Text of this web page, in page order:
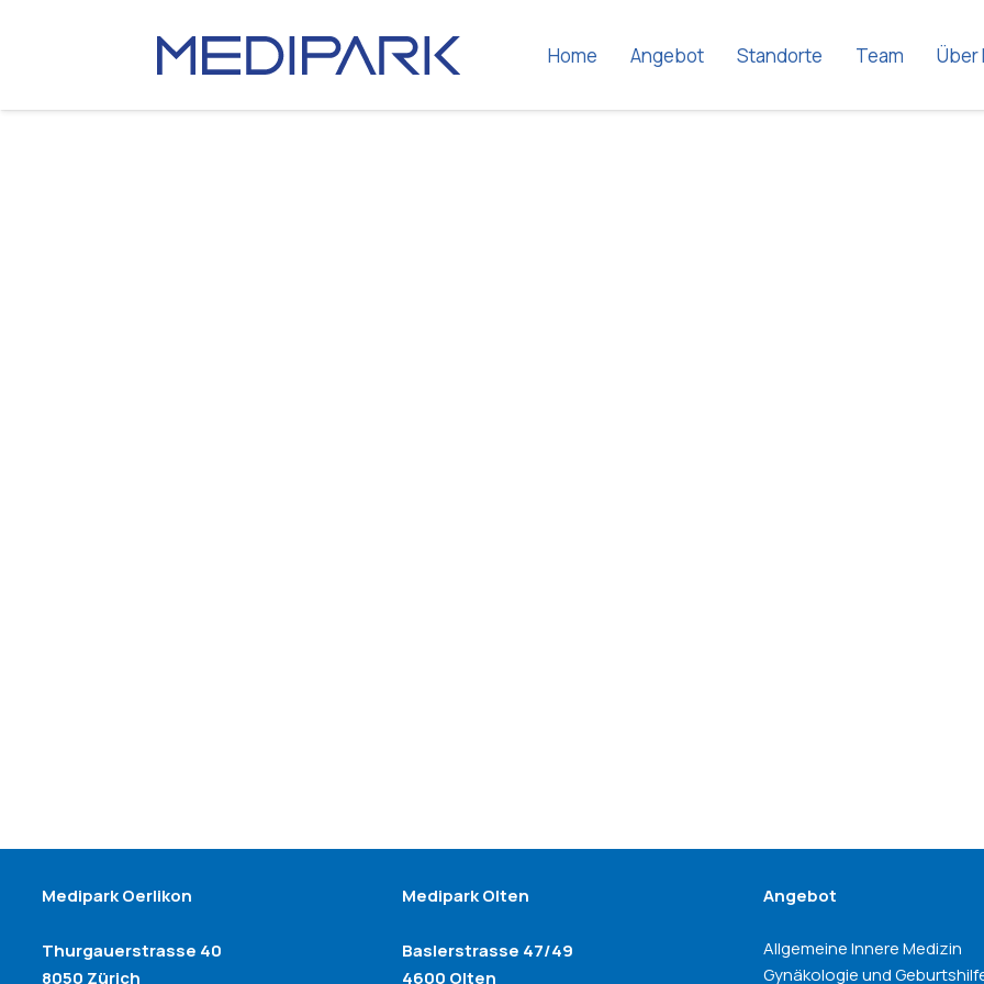
Home Angebot Standorte Team Über
Medipark Oerlikon
Thurgauerstrasse 40
8050 Zürich
Medipark Olten
Baslerstrasse 47/49
4600 Olten
Angebot
Allgemeine Innere Medizin
Gynäkologie und